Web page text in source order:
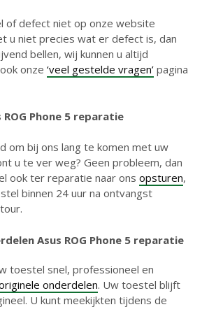
of defect niet op onze website
u niet precies wat er defect is, dan
bellen, wij kunnen u altijd
onze ‘veel gestelde vragen’ pagina
Phone 5 reparatie
om bij ons lang te komen met uw
u te ver weg? Geen probleem, dan
ook ter reparatie naar ons opsturen,
binnen 24 uur na ontvangst
Asus ROG Phone 5 reparatie
toestel snel, professioneel en
onderdelen. Uw toestel blijft
U kunt meekijkten tijdens de